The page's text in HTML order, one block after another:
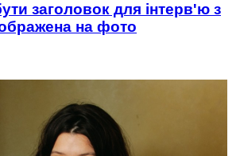
заголовок для інтерв'ю з
на фото